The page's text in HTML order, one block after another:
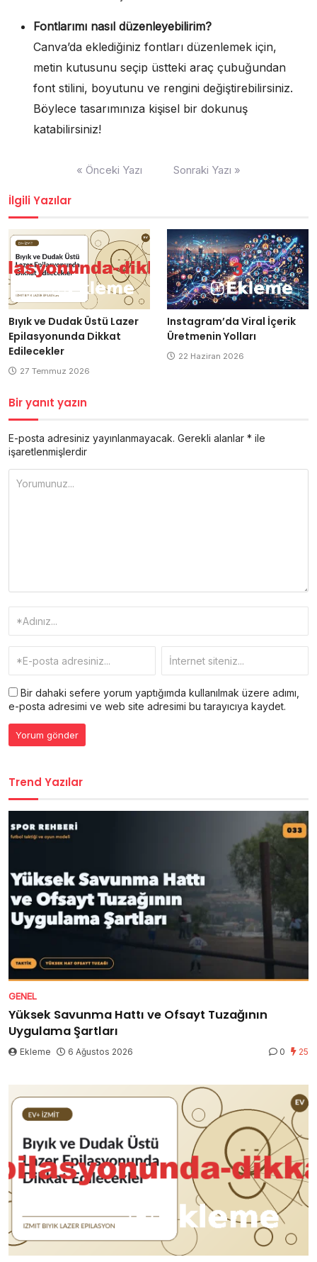
Fontlarımı nasıl düzenleyebilirim?
Canva’da eklediğiniz fontları düzenlemek için,
metin kutusunu seçip üstteki araç çubuğundan
font stilini, boyutunu ve rengini değiştirebilirsiniz.
Böylece tasarımınıza kişisel bir dokunuş
katabilirsiniz!
« Önceki Yazı Sonraki Yazı »
İlgili Yazılar
Bıyık ve Dudak Üstü Lazer
Epilasyonunda Dikkat
Edilecekler
27 Temmuz 2026
Instagram’da Viral İçerik
Üretmenin Yolları
22 Haziran 2026
Bir yanıt yazın
E-posta adresiniz yayınlanmayacak. Gerekli alanlar * ile
işaretlenmişlerdir
Bir dahaki sefere yorum yaptığımda kullanılmak üzere adımı,
e-posta adresimi ve web site adresimi bu tarayıcıya kaydet.
Trend Yazılar
GENEL
Yüksek Savunma Hattı ve Ofsayt Tuzağının
Uygulama Şartları
Ekleme 6 Ağustos 2026 0 25